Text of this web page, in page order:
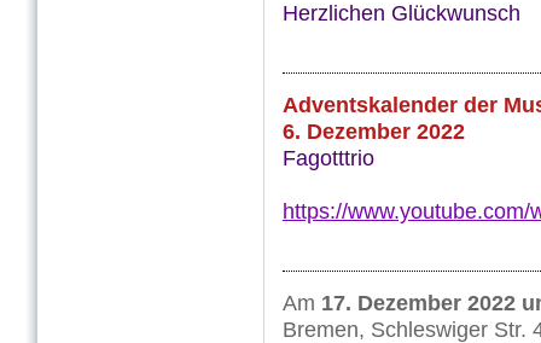
Herzlichen Glückwunsch
Adventskalender der
6. Dezember 2022
Fagotttrio
https://
Am 17. Dezember 2022
Bremen, Schleswiger Str.